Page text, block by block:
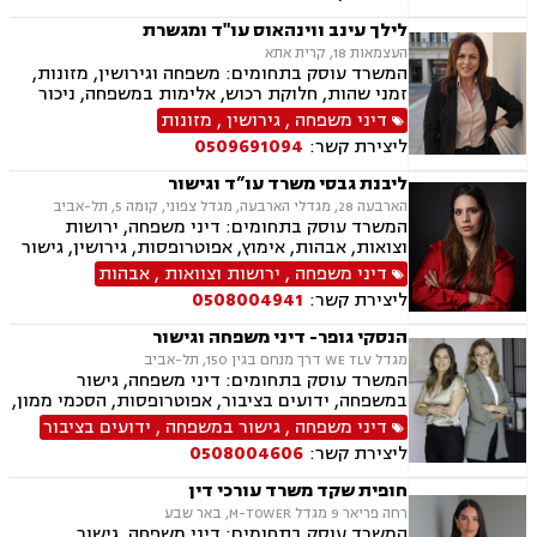
אלימות במשפחה, דיני חוזים, פינוי מושכר
לילך עינב ווינהאוס עו"ד ומגשרת
העצמאות 18, קרית אתא
המשרד עוסק בתחומים: משפחה וגירושין, מזונות,
זמני שהות, חלוקת רכוש, אלימות במשפחה, ניכור
הורי, גישור במשפחה, פירוק שיתוף, מעמד אישי,
ליטיגציה, צווי מניעה, הסכמי ממון, אחריות הורית,
קביעת גיל, אפוטרופסות, צוואות וירושות, ייפוי כוח
מתמשך, סכסוכי שכנים, חוזים והסכמים, פינוי
מושכר, לשון הרע, אסטרטגיה משפטית.
דיני משפחה ,גירושין, מזונות
ליצירת קשר: 0509691094
ליבנת גבסי משרד עו”ד וגישור
הארבעה 28, מגדלי הארבעה, מגדל צפוני, קומה 5, תל-אביב
המשרד עוסק בתחומים: דיני משפחה, ירושות
וצואות, אבהות, אימוץ, אפוטרופסות, גירושין, גישור
במשפחה, הורות חד מינית, הסכמי ממון, זמני שהות,
חטיפת ילדים, חלוקת רכוש, ידועים בציבור, ייפוי כוח
מתמשך, ייצוג קטינים, מזונות, מעמד אישי, תיאום
הורי, פונדקאות, נשואים אזרחיים, ניכור הורי,
אלימות במשפחה
דיני משפחה , ירושות וצוואות ,אבהות
ליצירת קשר: 0508004941
הנסקי גופר- דיני משפחה וגישור
מגדל WE TLV דרך מנחם בגין 150, תל-אביב
המשרד עוסק בתחומים: דיני משפחה, גישור
במשפחה, ידועים בציבור, אפוטרופסות, הסכמי ממון,
הסכמי חיים משותפים, הורות משותפת, הורות חד
מינית, אבהות, צווי הורות פסיקתיים, ייפוי כוח
מתמשך, ירושות וצוואות, גירושין, מזונות, זמני
שהות, איזון משאבים וחלוקת רכוש.
דיני משפחה ,גישור במשפחה , ידועים בציבור
ליצירת קשר: 0508004606
חופית שקד משרד עורכי דין
רחה פריאר 9 מגדל M-TOWER, באר שבע